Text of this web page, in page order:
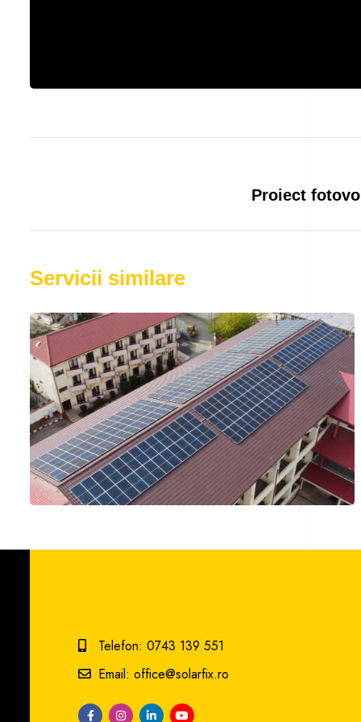
Proiect
Servicii similare
Telefon: 0743 139 551
Email: office@solarfix.ro